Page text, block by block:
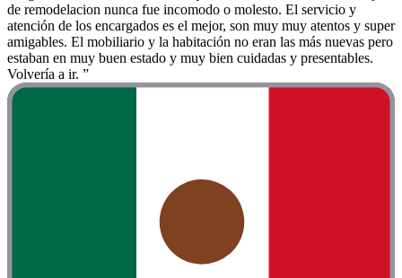
de remodelacion nunca fue incomodo o molesto. El servicio y
atención de los encargados es el mejor, son muy muy atentos y super
amigables. El mobiliario y la habitación no eran las más nuevas pero
estaban en muy buen estado y muy bien cuidadas y presentables.
Volvería a ir. ”